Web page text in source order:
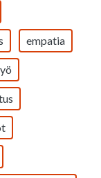
empatia